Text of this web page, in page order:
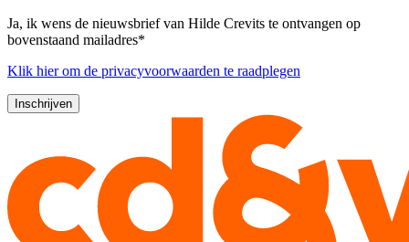
Ja, ik wens de nieuwsbrief van Hilde Crevits te ontvangen op
bovenstaand mailadres*
Klik hierom de privacyvoorwaarden te raadplegen